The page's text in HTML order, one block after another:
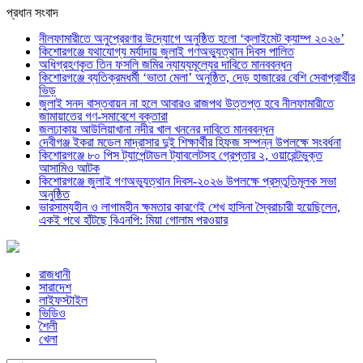
প্রধান সংবাদ
নীলফামারীতে অনুপ্রেরণার উদ্যোগে অনুষ্ঠিত হলো ‘ক্লাইমেট ক্যাম্প ২০২৬’
কিশোরগঞ্জে যথাযোগ্য মর্যাদায় জুলাই গণঅভ্যুত্থান দিবস পালিত
অধিগ্রহণকৃত তিন ফসলি জমির ন্যায্যমূল্যের দাবিতে মানববন্ধন
কিশোরগঞ্জে ব্যতিক্রমধর্মী ‘ভাতা মেলা’ অনুষ্ঠিত, দেড় হাজারের বেশি সেবাপ্রার্থীর
ভিড়
জুলাই সনদ বাস্তবায়ন না হলে আবারও রাজপথ উত্তপ্ত হবে নীলফামারীতে
জামায়াতের গণ-সমাবেশে বক্তারা
জলঢাকায় আউলিয়াখানা নদীর খাল খননের দাবিতে মানববন্ধন
দেবীগঞ্জ ইকরা মডেল মাদ্রাসার দুই শিক্ষার্থীর হিফজ সম্পন্ন উপলক্ষে সংবর্ধনা
কিশোরগঞ্জে ৮০ পিস ট্যাপেন্টাডল ট্যাবলেটসহ গ্রেপ্তার ২, ওয়ারেন্টভুক্ত
আসামিও আটক
কিশোরগঞ্জে জুলাই গণঅভ্যুত্থান দিবস-২০২৬ উপলক্ষে প্রস্তুতিমূলক সভা
অনুষ্ঠিত
ভারসাম্যহীন ও লাগামহীন ক্ষমতার কারণেই শেখ হাসিনা স্বৈরাচারী হয়েছিলেন,
একই পথে হাঁটছে বিএনপি: মিয়া গোলাম পরওয়ার
রাজধানী
সারাদেশ
লাইফস্টাইল
ভিডিও
শৈলী
খেলা